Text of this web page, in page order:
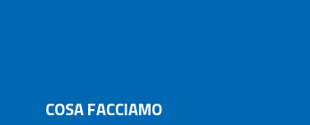
COSA FACCIAMO